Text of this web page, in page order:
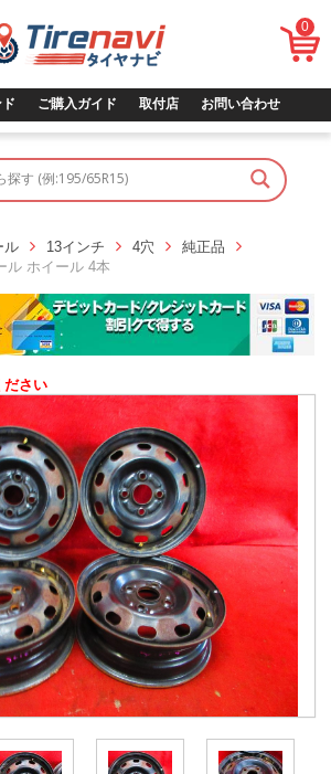
0
ご購入ガイド 取付店 お問い合わせ
ル 13インチ 4穴
純正品
ル ホイール 4本
ださい